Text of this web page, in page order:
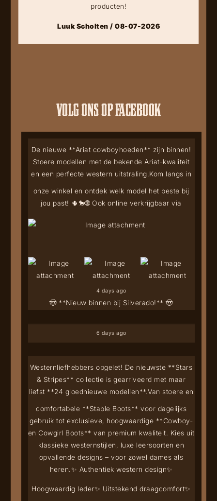
producten!
Luuk Scholten / 08-07-2026
VOLG ONS OP FACEBOOK
🤠 **Nieuw binnen bij Silverado!** 🤠
De nieuwe **Ariat cowboyhoeden** zijn binnen!
Stoere modellen met de bekende Ariat-kwaliteit
en een perfecte western uitstraling.Kom langs in
onze winkel en ontdek welk model het beste bij
jou past! 🌵🐎🌐 Ook online verkrijgbaar via
4 days ago
6 days ago
Westernliefhebbers opgelet! De nieuwste **Stars
& Stripes** collectie is gearriveerd met maar
liefst **24 gloednieuwe modellen**.Van stoere en
comfortabele **Stable Boots** voor dagelijks
gebruik tot exclusieve, hoogwaardige **Cowboy-
en Cowgirl Boots** van premium kwaliteit. Kies uit
klassieke westernstijlen, luxe leersoorten en
opvallende designs – voor zowel dames als
heren.✨ Authentiek western design✨
Hoogwaardig leder✨ Uitstekend draagcomfort✨